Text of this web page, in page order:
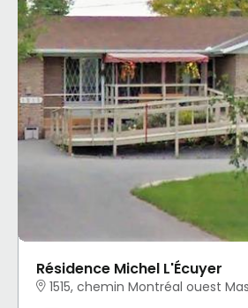
Résidence Michel L'Écuyer
1515, chemin Montréal ouest Masson-